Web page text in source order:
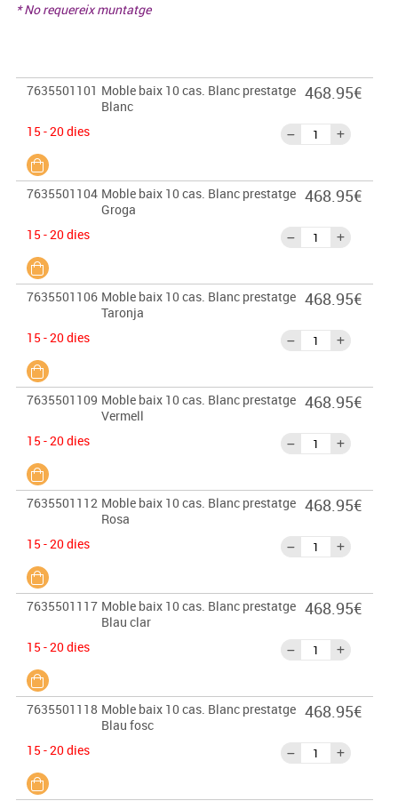
* No requereix muntatge
7635501101 Moble baix 10 cas. Blanc prestatge
Blanc
15 - 20 dies
468.95€
7635501104 Moble baix 10 cas. Blanc prestatge
Groga
15 - 20 dies
468.95€
7635501106 Moble baix 10 cas. Blanc prestatge
Taronja
15 - 20 dies
468.95€
7635501109 Moble baix 10 cas. Blanc prestatge
Vermell
15 - 20 dies
468.95€
7635501112 Moble baix 10 cas. Blanc prestatge
Rosa
15 - 20 dies
468.95€
7635501117 Moble baix 10 cas. Blanc prestatge
Blau clar
15 - 20 dies
468.95€
7635501118 Moble baix 10 cas. Blanc prestatge
Blau fosc
15 - 20 dies
468.95€